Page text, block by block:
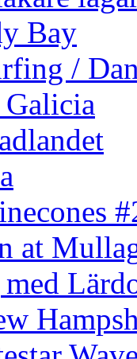
Bay
/
Galicia
at